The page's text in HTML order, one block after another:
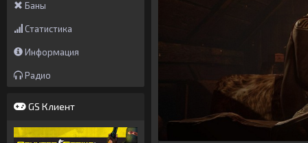
Баны
Статистика
Информация
Радио
GS Клиент